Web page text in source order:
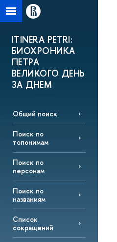
ITINERA PETRI:
БИОХРОНИКА
ПЕТРА
ВЕЛИКОГО ДЕНЬ
ЗА ДНЕМ
Общий поиск
Поиск по
топонимам
Поиск по
персонам
Поиск по
названиям
Список
сокращений